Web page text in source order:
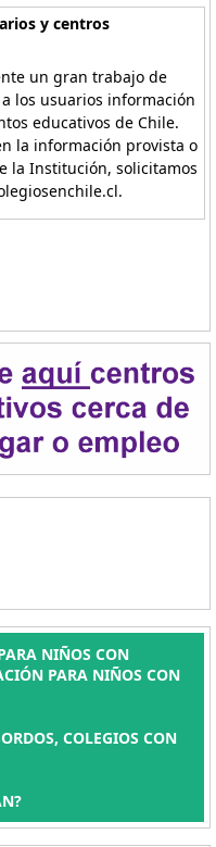
y centros
un gran trabajo de
los usuarios información
educativos de Chile.
la información provista o
la Institución, solicitamos
NIÑOS CON
PARA NIÑOS CON
COLEGIOS CON